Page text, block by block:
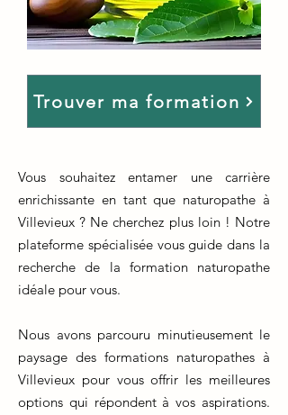
Trouver ma formation
Vous souhaitez entamer une carrière
enrichissante en tant que naturopathe à
Villevieux ? Ne cherchez plus loin ! Notre
plateforme spécialisée vous guide dans la
recherche de la formation naturopathe
idéale pour vous.
Nous avons parcouru minutieusement le
paysage des formations naturopathes à
Villevieux pour vous offrir les meilleures
options qui répondent à vos aspirations.